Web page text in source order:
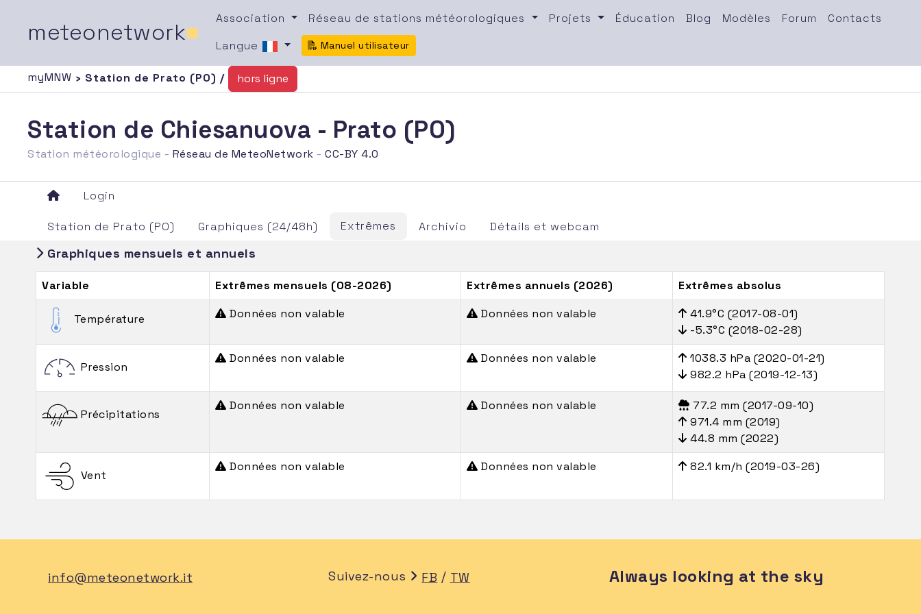
meteonetwork■
Association Réseau de stations météorologiques Projets Éducation Blog Modèles Forum
Contacts
Langue
Manuel utilisateur
myMNW › Station de Prato (PO) / hors ligne
Station de Chiesanuova - Prato (PO)
Station météorologique - Réseau de MeteoNetwork -CC-BY 4.0
Login
Station de Prato (PO) Graphiques (24/48h) Extrêmes Archivio Détails et webcam
Graphiques mensuels et annuels
Variable Extrêmes mensuels (08-2026) Extrêmes annuels (2026) Extrêmes absolus
Température Données non valable Données non valable
41.9°C (2017-08-01)
-5.3°C (2018-02-28)
Pression
Données non valable Données non valable
1038.3 hPa (2020-01-21)
982.2 hPa (2019-12-13)
Précipitations
Données non valable Données non valable
77.2 mm (2017-09-10)
971.4 mm (2019)
44.8 mm (2022)
Vent
Données non valable Données non valable 82.1 km/h (2019-03-26)
info@meteonetwork.it Suivez-nous FB / TW Always looking at the sky